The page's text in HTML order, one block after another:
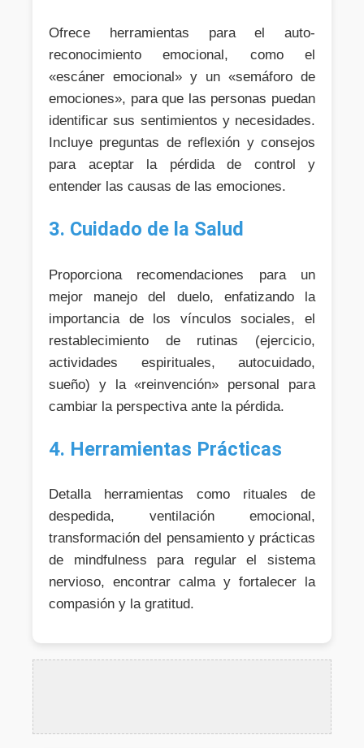
Ofrece herramientas para el auto-
reconocimiento emocional, como el
«escáner emocional» y un «semáforo de
emociones», para que las personas puedan
identificar sus sentimientos y necesidades.
Incluye preguntas de reflexión y consejos
para aceptar la pérdida de control y
entender las causas de las emociones.
3. Cuidado de la Salud
Proporciona recomendaciones para un
mejor manejo del duelo, enfatizando la
importancia de los vínculos sociales, el
restablecimiento de rutinas (ejercicio,
actividades espirituales, autocuidado,
sueño) y la «reinvención» personal para
cambiar la perspectiva ante la pérdida.
4. Herramientas Prácticas
Detalla herramientas como rituales de
despedida, ventilación emocional,
transformación del pensamiento y prácticas
de mindfulness para regular el sistema
nervioso, encontrar calma y fortalecer la
compasión y la gratitud.